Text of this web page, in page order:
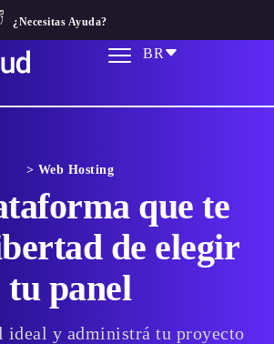
¿Necesitas Ayuda?
BR
> Web Hosting
que te
de elegir
tu panel
ideal y administrá tu proyecto